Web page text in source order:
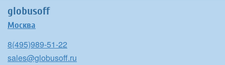
globusoff
Москва
8(495)989-51-22
sales@globusoff.ru